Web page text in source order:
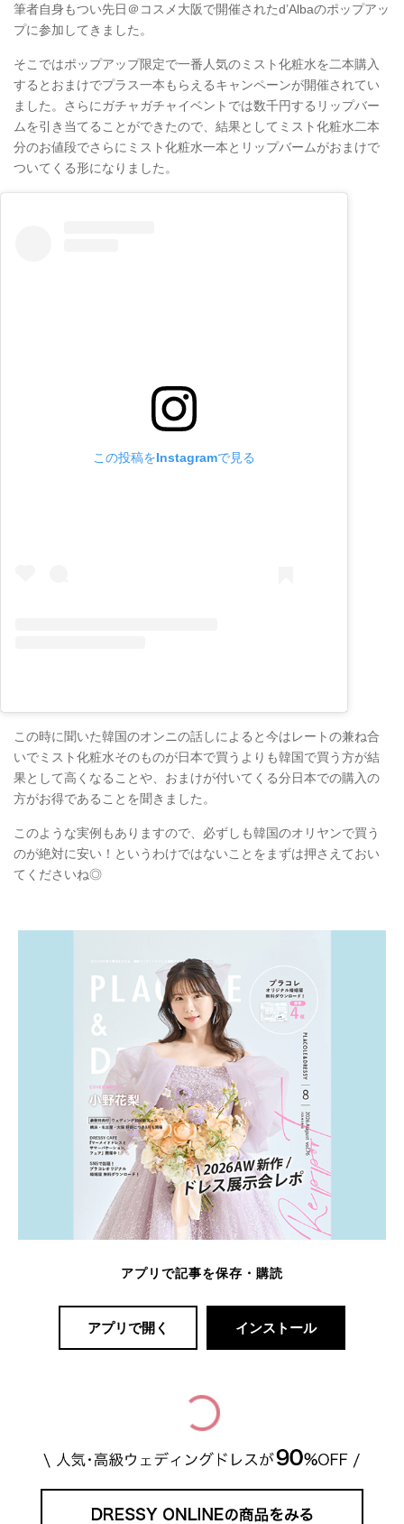
筆者自身もつい先日＠コスメ大阪で開催されたd’Albaのポップアッ
プに参加してきました。
そこではポップアップ限定で一番人気のミスト化粧水を二本購入
するとおまけでプラス一本もらえるキャンペーンが開催されてい
ました。さらにガチャガチャイベントでは数千円するリップバー
ムを引き当てることができたので、結果としてミスト化粧水二本
分のお値段でさらにミスト化粧水一本とリップバームがおまけで
ついてくる形になりました。
この投稿をInstagramで見る
この時に聞いた韓国のオンニの話しによると今はレートの兼ね合
いでミスト化粧水そのものが日本で買うよりも韓国で買う方が結
果として高くなることや、おまけが付いてくる分日本での購入の
方がお得であることを聞きました。
このような実例もありますので、必ずしも韓国のオリヤンで買う
のが絶対に安い！というわけではないことをまずは押さえておい
てくださいね◎
アプリで記事を保存・購読
アプリで開く インストール